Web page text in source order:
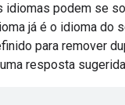
idiomas podem se
já é o idioma do
para remover
resposta